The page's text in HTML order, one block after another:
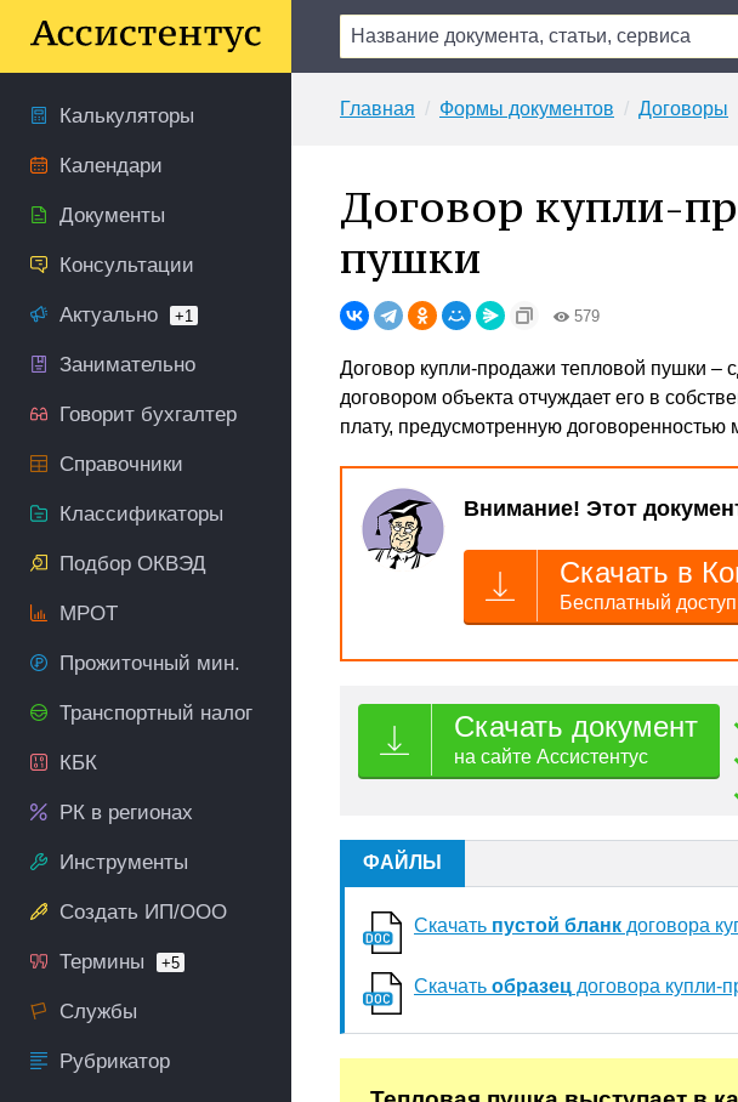
Калькуляторы
Календари
Документы
Консультации
Актуально +1
Занимательно
Говорит бухгалтер
Справочники
Классификаторы
Подбор ОКВЭД
МРОТ
Прожиточный мин.
Транспортный налог
КБК
РК в регионах
Инструменты
Создать ИП/ООО
Термины +5
Службы
Рубрикатор
Главная Формы документов Договоры
Договор купли-
пушки
579
Договор купли-продажи тепловой пушки –
договором объекта отчуждает его в
плату, предусмотренную договоренностью
Внимание! Этот
Скачать в
Бесплатный
Скачать документ
на сайте Ассистентус
ФАЙЛЫ
Скачать пустой бланк договора
Скачать образец договора купли-